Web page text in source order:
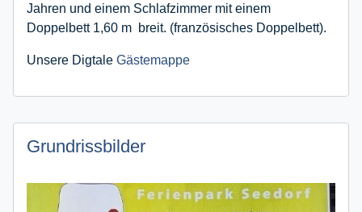
Jahren und einem Schlafzimmer mit einem
Doppelbett 1,60 m breit. (französisches Doppelbett).
Unsere Digtale Gästemappe
Grundrissbilder